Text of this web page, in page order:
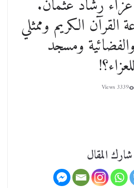
عزاء رشاد عثمان.
القرآن الكريم وممثلي
ومسجد
3339 Views
شارك المقال